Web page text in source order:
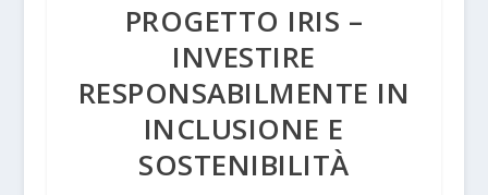
PROGETTO IRIS –
INVESTIRE
RESPONSABILMENTE IN
INCLUSIONE E
SOSTENIBILITÀ